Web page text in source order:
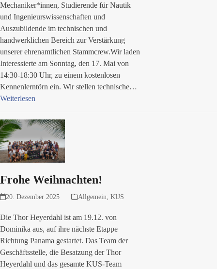
Mechaniker*innen, Studierende für Nautik
und Ingenieurswissenschaften und
Auszubildende im technischen und
handwerklichen Bereich zur Verstärkung
unserer ehrenamtlichen Stammcrew.Wir laden
Interessierte am Sonntag, den 17. Mai von
14:30-18:30 Uhr, zu einem kostenlosen
Kennenlerntörn ein. Wir stellen technische…
Weiterlesen
Frohe Weihnachten!
20. Dezember 2025 Allgemein,KUS
Die Thor Heyerdahl ist am 19.12. von
Dominika aus, auf ihre nächste Etappe
Richtung Panama gestartet. Das Team der
Geschäftsstelle, die Besatzung der Thor
Heyerdahl und das gesamte KUS-Team